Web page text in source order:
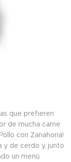
que prefieren
de mucha carne
con Zanahoria!
y de cerdo y, junto
un menú